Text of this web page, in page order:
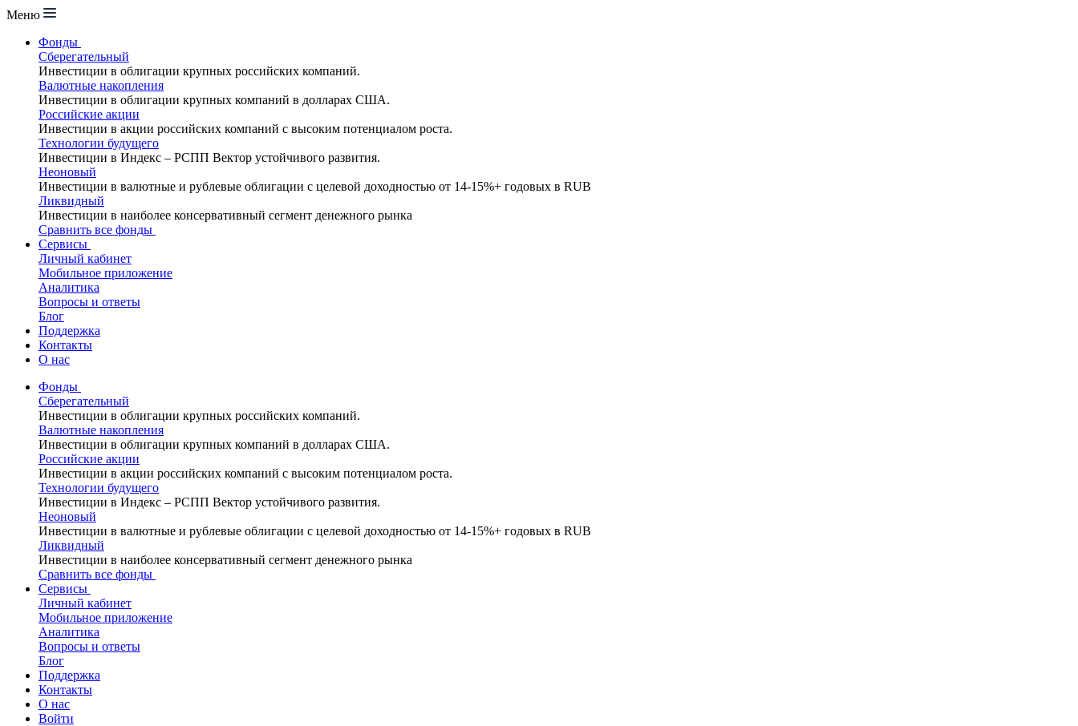
Меню
Фонды
Сберегательный
Инвестиции в облигации крупных российских компаний.
Валютные накопления
Инвестиции в облигации крупных компаний в долларах США.
Российские акции
Инвестиции в акции российских компаний с высоким потенциалом роста.
Технологии будущего
Инвестиции в Индекс – РСПП Вектор устойчивого развития.
Неоновый
Инвестиции в валютные и рублевые облигации с целевой доходностью от 14-15%+ годовых в RUB
Ликвидный
Инвестиции в наиболее консервативный сегмент денежного рынка
Сравнить все фонды
Сервисы
Личный кабинет
Мобильное приложение
Аналитика
Вопросы и ответы
Блог
Поддержка
Контакты
О нас
Фонды
Сберегательный
Инвестиции в облигации крупных российских компаний.
Валютные накопления
Инвестиции в облигации крупных компаний в долларах США.
Российские акции
Инвестиции в акции российских компаний с высоким потенциалом роста.
Технологии будущего
Инвестиции в Индекс – РСПП Вектор устойчивого развития.
Неоновый
Инвестиции в валютные и рублевые облигации с целевой доходностью от 14-15%+ годовых в RUB
Ликвидный
Инвестиции в наиболее консервативный сегмент денежного рынка
Сравнить все фонды
Сервисы
Личный кабинет
Мобильное приложение
Аналитика
Вопросы и ответы
Блог
Поддержка
Контакты
О нас
Войти